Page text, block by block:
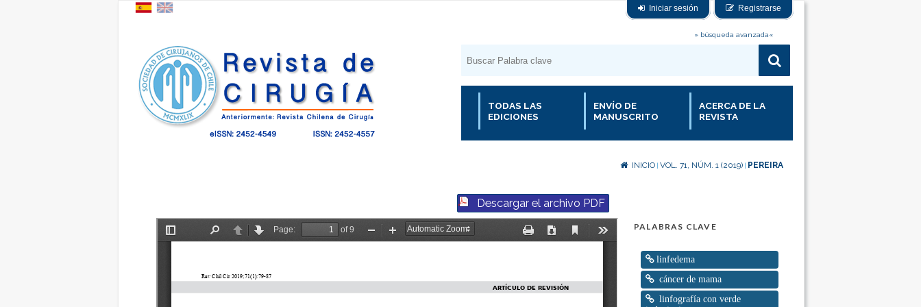
Iniciar sesión Registrarse
» búsqueda avanzada«
TODAS LAS
EDICIONES
ENVÍO DE
MANUSCRITO
ACERCA DE LA
REVISTA
INICIO VOL. 71, NÚM. 1 (2019) PEREIRA
PALABRAS CLAVE
linfedema
cáncer de mama
linfografía con verde
Descargar el archivo PDF